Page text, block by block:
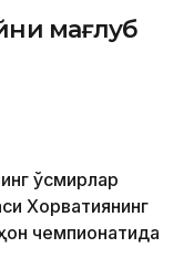
мағлуб
ўсмирлар
Хорватиянинг
чемпионатида